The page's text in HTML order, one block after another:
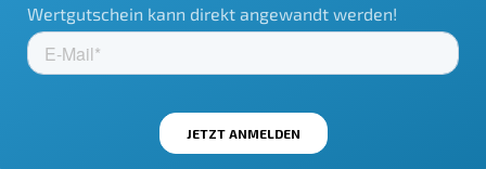
Wertgutschein kann direkt angewandt werden!